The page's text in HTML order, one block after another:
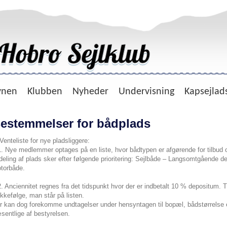
Klubben Nyheder Undervisning
for bådplads
for nye pladsliggere:
Nye medlemmer optages på en liste, hvor bådtypen er afgørende for tilbud
af plads sker efter følgende prioritering: Sejlbåde – Langsomtgående
Anciennitet regnes fra det tidspunkt hvor der er indbetalt 10 % depositum.
man står på listen.
kan dog forekomme undtagelser under hensyntagen til bopæl,
af bestyrelsen.